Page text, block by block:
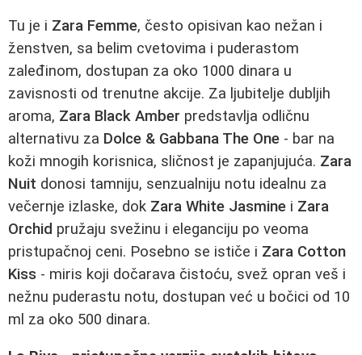
Tu je i Zara Femme, često opisivan kao nežan i
ženstven, sa belim cvetovima i puderastom
zaleđinom, dostupan za oko 1000 dinara u
zavisnosti od trenutne akcije. Za ljubitelje dubljih
aroma, Zara Black Amber predstavlja odličnu
alternativu za Dolce & Gabbana The One - bar na
koži mnogih korisnica, sličnost je zapanjujuća. Zara
Nuit donosi tamniju, senzualniju notu idealnu za
večernje izlaske, dok Zara White Jasmine i Zara
Orchid pružaju svežinu i eleganciju po veoma
pristupačnoj ceni. Posebno se ističe i Zara Cotton
Kiss - miris koji dočarava čistoću, svež opran veš i
nežnu puderastu notu, dostupan već u bočici od 10
ml za oko 500 dinara.